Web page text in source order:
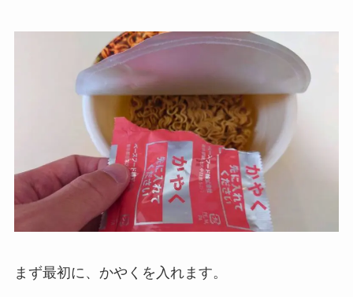
まず最初に、かやくを入れます。